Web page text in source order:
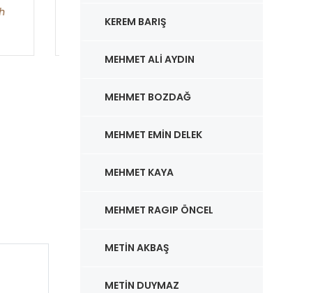
Akbaş
KEREM BARIŞ
MEHMET ALI AYDIN
MEHMET BOZDAĞ
MEHMET EMIN DELEK
MEHMET KAYA
MEHMET RAGIP ÖNCEL
METIN AKBAŞ
METIN DUYMAZ